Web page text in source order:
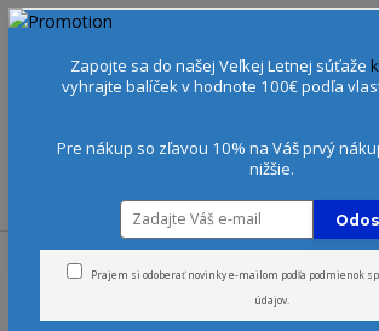
+421 905 378 103 (Po-Ne, 9-21 hod.)
Úvod Blog
Zapojte sa do našej Veľkej Letnej súťaže
vyhrajte balíček v hodnote 100€ podľa
Pre nákup so zľavou 10% na Váš prvý
nižšie.
Prajem si odoberať novinky e-mailom podľa podmienok
údajov.